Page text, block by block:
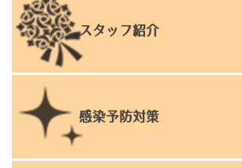
スタッフ紹介
感染予防対策